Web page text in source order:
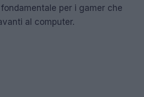
per i gamer che
al computer.